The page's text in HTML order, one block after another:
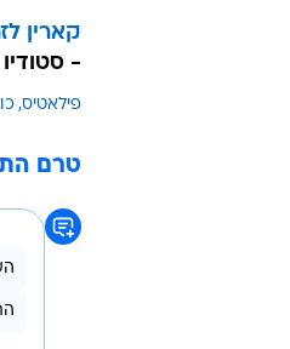
קארין
-
פילאטיס
טרם